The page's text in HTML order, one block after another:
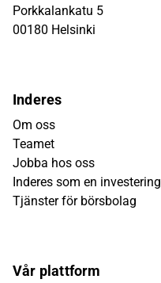
Porkkalankatu 5
00180 Helsinki
Inderes
Om oss
Teamet
Jobba hos oss
Inderes som en investering
Tjänster för börsbolag
Vår plattform